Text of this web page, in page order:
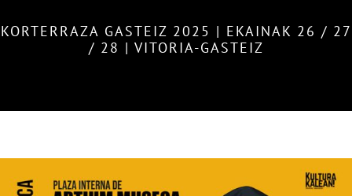
KORTERRAZA GASTEIZ 2025 | EKAINAK 26 / 27
/ 28 | VITORIA-GASTEIZ